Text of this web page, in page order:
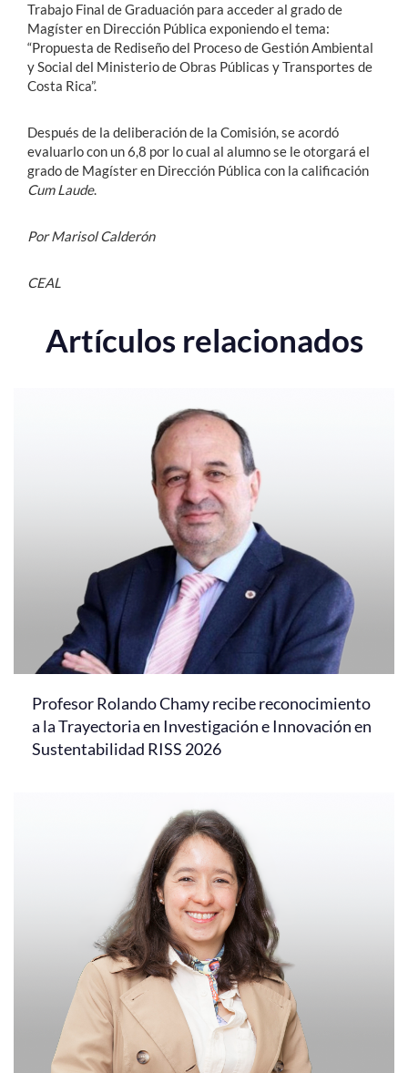
Trabajo Final de Graduación para acceder al grado de
Magíster en Dirección Pública exponiendo el tema:
“Propuesta de Rediseño del Proceso de Gestión Ambiental
y Social del Ministerio de Obras Públicas y Transportes de
Costa Rica”.
Después de la deliberación de la Comisión, se acordó
evaluarlo con un 6,8 por lo cual al alumno se le otorgará el
grado de Magíster en Dirección Pública con la calificación
Cum Laude.
Por Marisol Calderón
CEAL
Artículos relacionados
Profesor Rolando Chamy recibe reconocimiento
a la Trayectoria en Investigación e Innovación en
Sustentabilidad RISS 2026